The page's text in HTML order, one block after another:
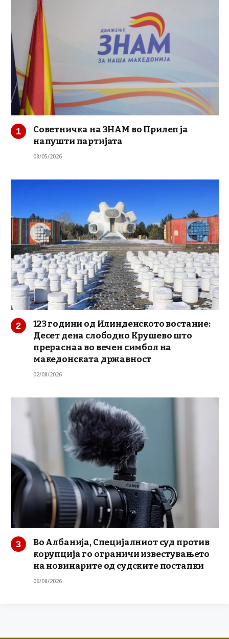
Советничка на ЗНАМ во Прилеп ја
напушти партијата
08/05/2026
123 години од Илинденското востание:
Десет дена слободно Крушево што
прераснаа во вечен симбол на
македонската државност
02/08/2026
Во Албанија, Специјалниот суд против
корупција го ограничи известувањето
на новинарите од судските постапки
06/08/2026